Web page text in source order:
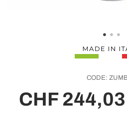
CODE:
CHF 244,03